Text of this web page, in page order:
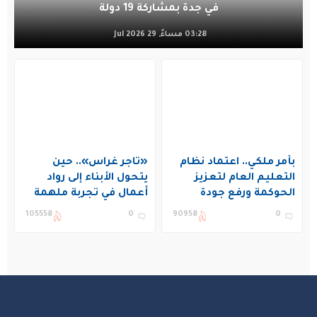
في جدة بمشاركة 19 دولة
03:28 مساءً, 29 Jul 2026
بأمر ملكي.. اعتماد نظام
التعليم العام لتعزيز
الحوكمة ورفع جودة
التعليم في المملكة
0
90958
«تاجر غراس».. حين
يتحول الأبناء إلى رواد
أعمال في تجربة ملهمة
بنادي غراس الصيفي
0
105558